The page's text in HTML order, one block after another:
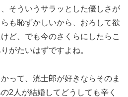
そういうサラッとした優しさが
も恥ずかしいから、おろして欲
ど、でも今のさくらにしたらこ
がたいはずですよね。
って、洸士郎が好きならそのま
2人が結婚してどうしても辛く